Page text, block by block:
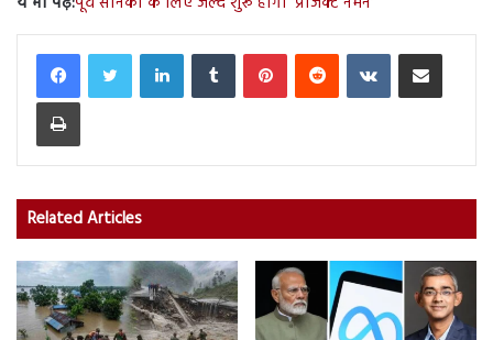
LinkedInTumblr PinterestReddit VKontakteShare via Email
Print
Related Articles